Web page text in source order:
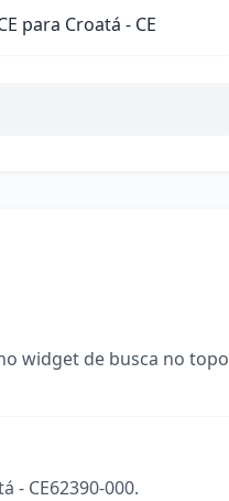
para Croatá - CE
widget de busca no topo
- CE62390-000.